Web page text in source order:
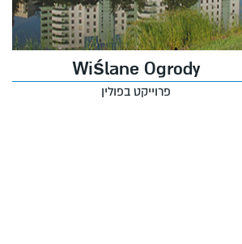
Wiślane Ogrody
פרוייקט בפולין